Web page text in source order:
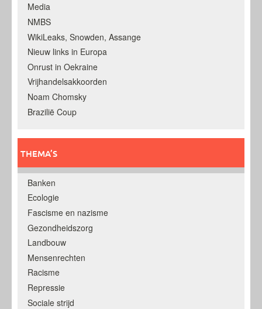
Media
NMBS
WikiLeaks, Snowden, Assange
Nieuw links in Europa
Onrust in Oekraine
Vrijhandelsakkoorden
Noam Chomsky
Brazilië Coup
THEMA’S
Banken
Ecologie
Fascisme en nazisme
Gezondheidszorg
Landbouw
Mensenrechten
Racisme
Repressie
Sociale strijd